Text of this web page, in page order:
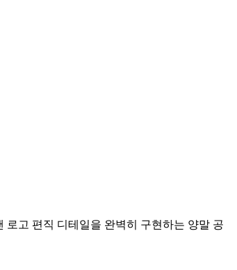
로고 편직 디테일을 완벽히 구현하는 양말 공